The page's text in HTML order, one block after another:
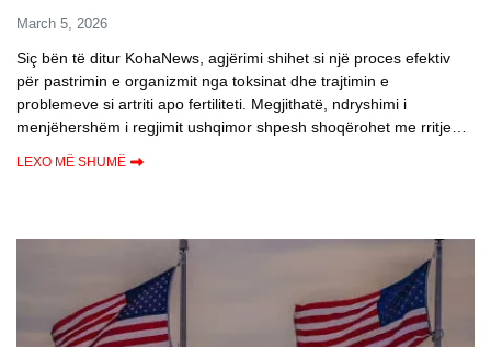
March 5, 2026
Siç bën të ditur KohaNews, agjërimi shihet si një proces efektiv
për pastrimin e organizmit nga toksinat dhe trajtimin e
problemeve si artriti apo fertiliteti. Megjithatë, ndryshimi i
menjëhershëm i regjimit ushqimor shpesh shoqërohet me rritje…
LEXO MË SHUMË